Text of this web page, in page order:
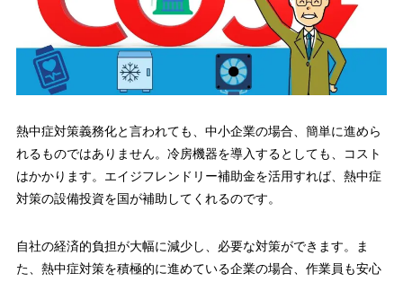
熱中症対策義務化と言われても、中小企業の場合、簡単に進めら
れるものではありません。冷房機器を導入するとしても、コスト
はかかります。エイジフレンドリー補助金を活用すれば、熱中症
対策の設備投資を国が補助してくれるのです。
自社の経済的負担が大幅に減少し、必要な対策ができます。ま
た、熱中症対策を積極的に進めている企業の場合、作業員も安心